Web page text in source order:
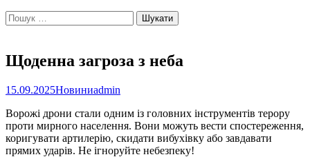
Пошук:
Щоденна загроза з неба
15.09.2025Новиниadmin
Ворожі дрони стали одним із головних інструментів терору
проти мирного населення. Вони можуть вести спостереження,
коригувати артилерію, скидати вибухівку або завдавати
прямих ударів. Не ігноруйте небезпеку!